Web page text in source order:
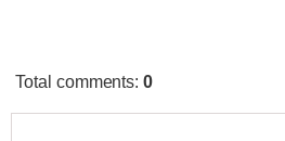
Total comments:0